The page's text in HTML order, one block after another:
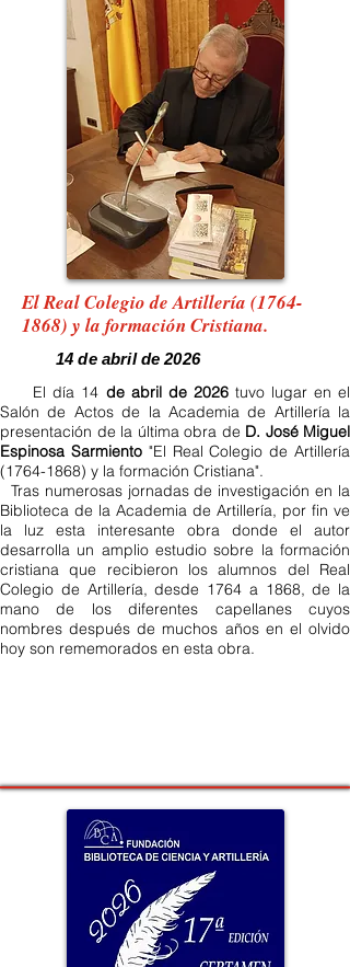
El Real Colegio de Artillería (1764-
1868) y la formación Cristiana.
14 de abril de 2026
El día 14 de abril de 2026tuvo lugar en el
Salón de Actos de la Academia de Artillería la
presentación de la última obra de D. José Miguel
Espinosa Sarmiento"El Real Colegio de Artillería
(1764-1868) y la formación Cristiana".
Tras numerosas jornadas de investigación en la
Biblioteca de la Academia de Artillería, por fin ve
la luz esta interesante obra donde el autor
desarrolla un amplio estudio sobre la formación
cristiana que recibieron los alumnos del Real
Colegio de Artillería, desde 1764 a 1868, de la
mano de los diferentes capellanes cuyos
nombres después de muchos años en el olvido
hoy son rememorados en esta obra.